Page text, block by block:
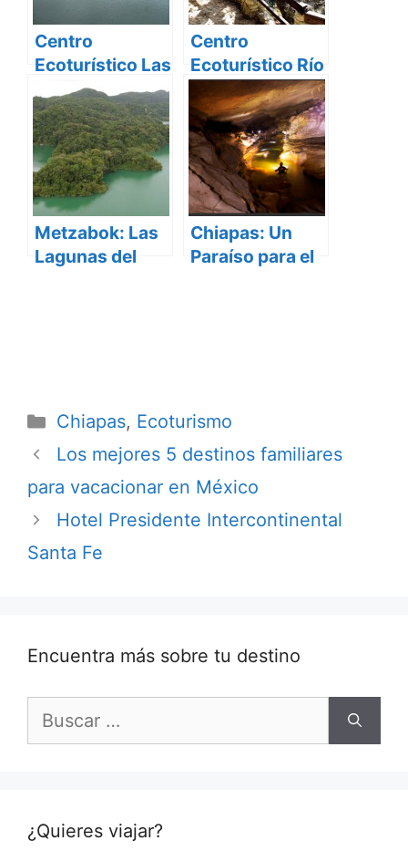
Centro
Ecoturístico Las
Guacamayas
Centro
Ecoturístico Río
Arcotete
Metzabok: Las
Lagunas del
Chiapas: Un
Paraíso para el
Categorías
Chiapas, Ecoturismo
Los mejores 5 destinos familiares
para vacacionar en México
Hotel Presidente Intercontinental
Santa Fe
Encuentra más sobre tu destino
¿Quieres viajar?